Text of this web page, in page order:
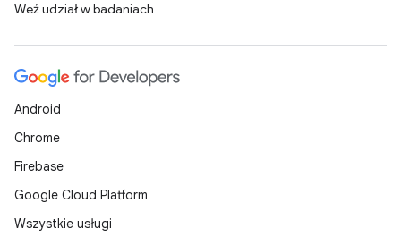
Weź udział w badaniach
Android
Chrome
Firebase
Google Cloud Platform
Wszystkie usługi